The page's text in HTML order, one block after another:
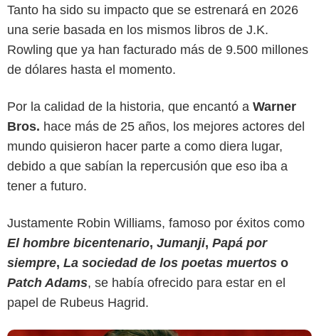
Tanto ha sido su impacto que se estrenará en 2026
una serie basada en los mismos libros de J.K.
Rowling que ya han facturado más de 9.500 millones
de dólares hasta el momento.
Por la calidad de la historia, que encantó a Warner
Bros. hace más de 25 años, los mejores actores del
mundo quisieron hacer parte a como diera lugar,
debido a que sabían la repercusión que eso iba a
tener a futuro.
Justamente Robin Williams, famoso por éxitos como
El hombre bicentenario, Jumanji, Papá por
siempre, La sociedad de los poetas muertos o
Patch Adams, se había ofrecido para estar en el
papel de Rubeus Hagrid.
Esquire